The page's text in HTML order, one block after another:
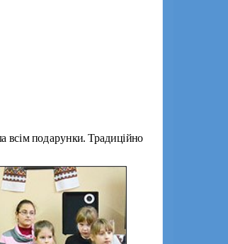
всім подарунки. Традиційно